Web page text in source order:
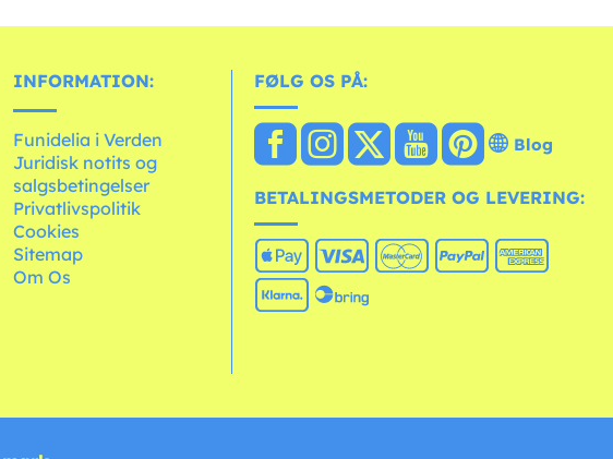
INFORMATION:
Funidelia i Verden
Juridisk notits og
salgsbetingelser
Privatlivspolitik
Cookies
Sitemap
Om Os
FØLG OS PÅ:
Blog
BETALINGSMETODER OG LEVERING: